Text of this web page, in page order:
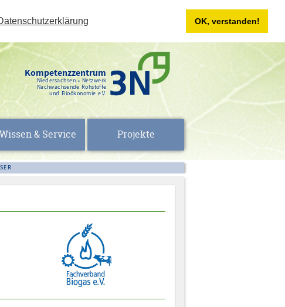
OK, verstanden!
Kompetenzzentrum
Niedersachsen • Netzwerk
Nachwachsende Rohstoffe
und Bioökonomie e.V.
Wissen & Service Projekte